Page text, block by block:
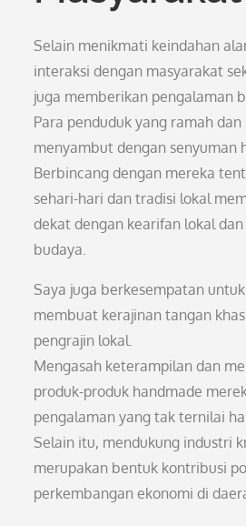
Selain menikmati keindahan
interaksi dengan masyarakat
juga memberikan pengalaman
Para penduduk yang ramah dan
menyambut dengan senyuman
Berbincang dengan mereka
sehari-hari dan tradisi lokal
dekat dengan kearifan lokal
budaya.
Saya juga berkesempatan
membuat kerajinan tangan
pengrajin lokal.
Mengasah keterampilan dan
produk-produk handmade
pengalaman yang tak ternilai
Selain itu, mendukung industri
merupakan bentuk kontribusi
perkembangan ekonomi di